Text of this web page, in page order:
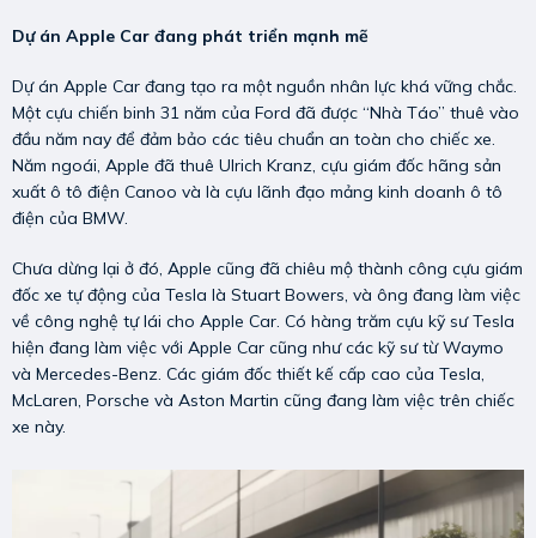
Dự án Apple Car đang phát triển mạnh mẽ
Dự án Apple Car đang tạo ra một nguồn nhân lực khá vững chắc.
Một cựu chiến binh 31 năm của Ford đã được “Nhà Táo” thuê vào
đầu năm nay để đảm bảo các tiêu chuẩn an toàn cho chiếc xe.
Năm ngoái, Apple đã thuê Ulrich Kranz, cựu giám đốc hãng sản
xuất ô tô điện Canoo và là cựu lãnh đạo mảng kinh doanh ô tô
điện của BMW.
Chưa dừng lại ở đó, Apple cũng đã chiêu mộ thành công cựu giám
đốc xe tự động của Tesla là Stuart Bowers, và ông đang làm việc
về công nghệ tự lái cho Apple Car. Có hàng trăm cựu kỹ sư Tesla
hiện đang làm việc với Apple Car cũng như các kỹ sư từ Waymo
và Mercedes-Benz. Các giám đốc thiết kế cấp cao của Tesla,
McLaren, Porsche và Aston Martin cũng đang làm việc trên chiếc
xe này.